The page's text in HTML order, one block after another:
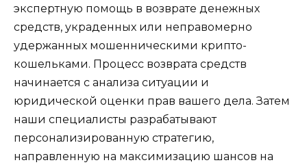
экспертную помощь в возврате денежных
средств, украденных или неправомерно
удержанных мошенническими крипто-
кошельками. Процесс возврата средств
начинается с анализа ситуации и
юридической оценки прав вашего дела. Затем
наши специалисты разрабатывают
персонализированную стратегию,
направленную на максимизацию шансов на